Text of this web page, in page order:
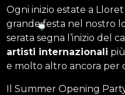
Ogni inizio estate a
grande festa nel nostro
serata segna l’inizio del
artisti internazionali
e molto altro ancora per
Il Summer Opening